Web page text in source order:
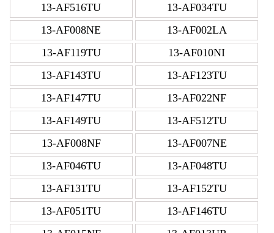
13-AF516TU
13-AF034TU
13-AF008NE
13-AF002LA
13-AF119TU
13-AF010NI
13-AF143TU
13-AF123TU
13-AF147TU
13-AF022NF
13-AF149TU
13-AF512TU
13-AF008NF
13-AF007NE
13-AF046TU
13-AF048TU
13-AF131TU
13-AF152TU
13-AF051TU
13-AF146TU